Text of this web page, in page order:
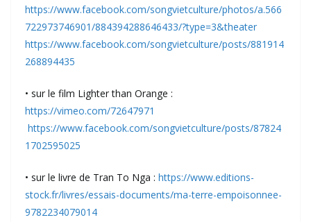
https://www.facebook.com/songvietculture/photos/a.566
722973746901/884394288646433/?type=3&theater
https://www.facebook.com/songvietculture/posts/881914
268894435
• sur le film Lighter than Orange :
https://vimeo.com/72647971
https://www.facebook.com/songvietculture/posts/87824
1702595025
• sur le livre de Tran To Nga : https://www.editions-
stock.fr/livres/essais-documents/ma-terre-empoisonnee-
9782234079014